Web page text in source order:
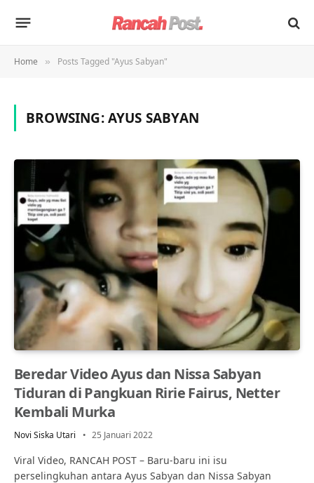
Home » Posts Tagged "Ayus Sabyan"
BROWSING:AYUS SABYAN
Beredar Video Ayus dan Nissa Sabyan
Tiduran di Pangkuan Ririe Fairus, Netter
Kembali Murka
Novi Siska Utari 25 Januari 2022
Viral Video, RANCAH POST – Baru-baru ini isu
perselingkuhan antara Ayus Sabyan dan Nissa Sabyan